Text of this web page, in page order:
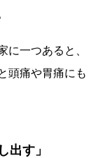
一つあると、
頭痛や胃痛にも
出す」